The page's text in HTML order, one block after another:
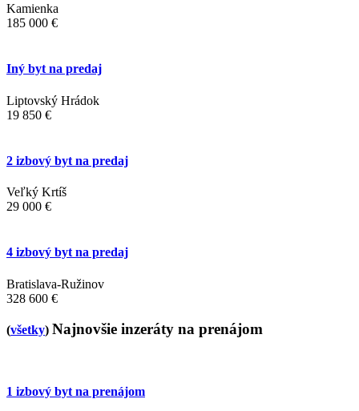
Kamienka
185 000 €
Iný byt na predaj
Liptovský Hrádok
19 850 €
2 izbový byt na predaj
Veľký Krtíš
29 000 €
4 izbový byt na predaj
Bratislava-Ružinov
328 600 €
(všetky) Najnovšie inzeráty na prenájom
1 izbový byt na prenájom